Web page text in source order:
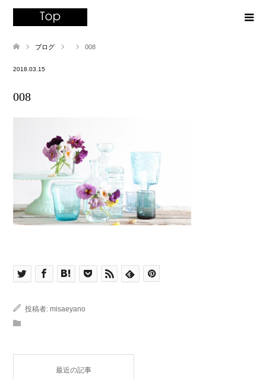
ブログ 008
2018.03.15
008
投稿者: misaeyano
最近の記事